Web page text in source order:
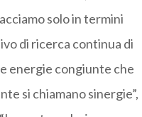
solo in termini
di ricerca continua di
energie congiunte che
si chiamano sinergie”,